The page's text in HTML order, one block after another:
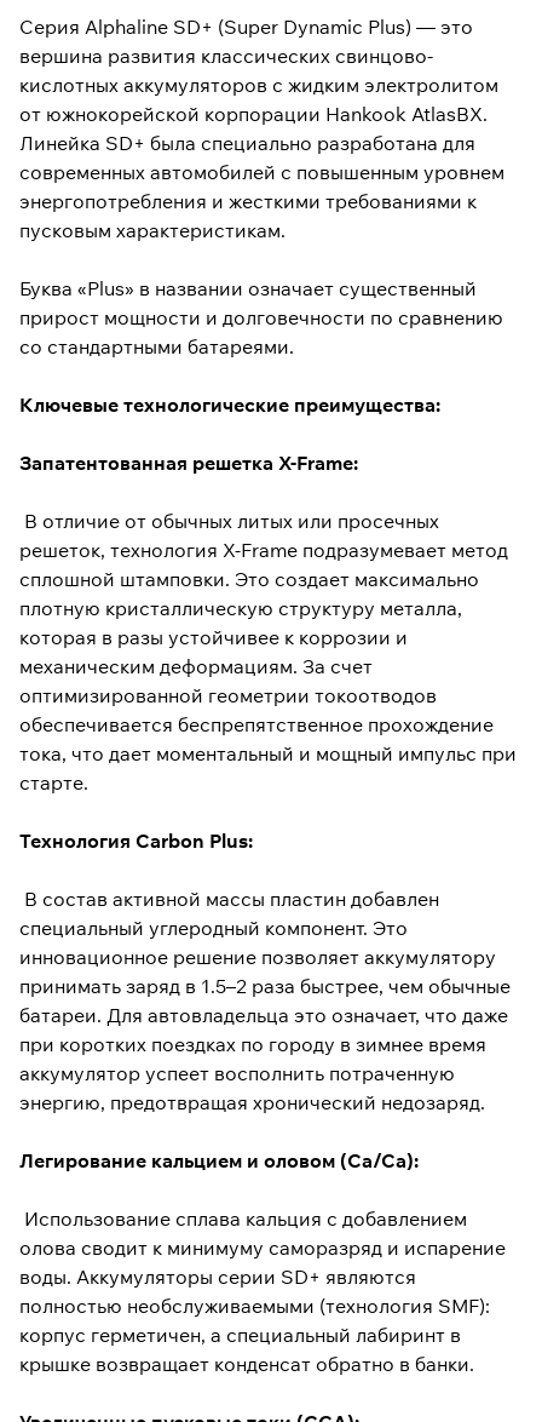
Серия Alphaline SD+ (Super Dynamic Plus) — это
вершина развития классических свинцово-
кислотных аккумуляторов с жидким электролитом
от южнокорейской корпорации Hankook AtlasBX.
Линейка SD+ была специально разработана для
современных автомобилей с повышенным уровнем
энергопотребления и жесткими требованиями к
пусковым характеристикам.
Буква «Plus» в названии означает существенный
прирост мощности и долговечности по сравнению
со стандартными батареями.
Ключевые технологические преимущества:
Запатентованная решетка X-Frame:
В отличие от обычных литых или просечных
решеток, технология X-Frame подразумевает метод
сплошной штамповки. Это создает максимально
плотную кристаллическую структуру металла,
которая в разы устойчивее к коррозии и
механическим деформациям. За счет
оптимизированной геометрии токоотводов
обеспечивается беспрепятственное прохождение
тока, что дает моментальный и мощный импульс при
старте.
Технология Carbon Plus:
В состав активной массы пластин добавлен
специальный углеродный компонент. Это
инновационное решение позволяет аккумулятору
принимать заряд в 1.5–2 раза быстрее, чем обычные
батареи. Для автовладельца это означает, что даже
при коротких поездках по городу в зимнее время
аккумулятор успеет восполнить потраченную
энергию, предотвращая хронический недозаряд.
Легирование кальцием и оловом (Ca/Ca):
Использование сплава кальция с добавлением
олова сводит к минимуму саморазряд и испарение
воды. Аккумуляторы серии SD+ являются
полностью необслуживаемыми (технология SMF):
корпус герметичен, а специальный лабиринт в
крышке возвращает конденсат обратно в банки.